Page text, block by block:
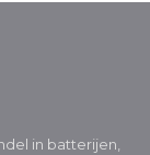
in batterijen,